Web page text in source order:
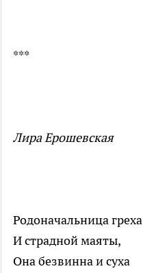
***
Лира Ерошевская
Родоначальница греха
И страдной маяты,
Она безвинна и суха